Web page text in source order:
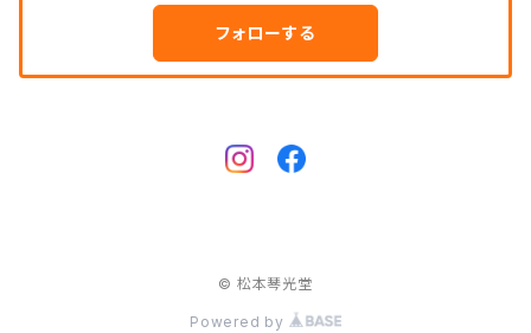
フォローする
© 松本琴光堂
Powered by